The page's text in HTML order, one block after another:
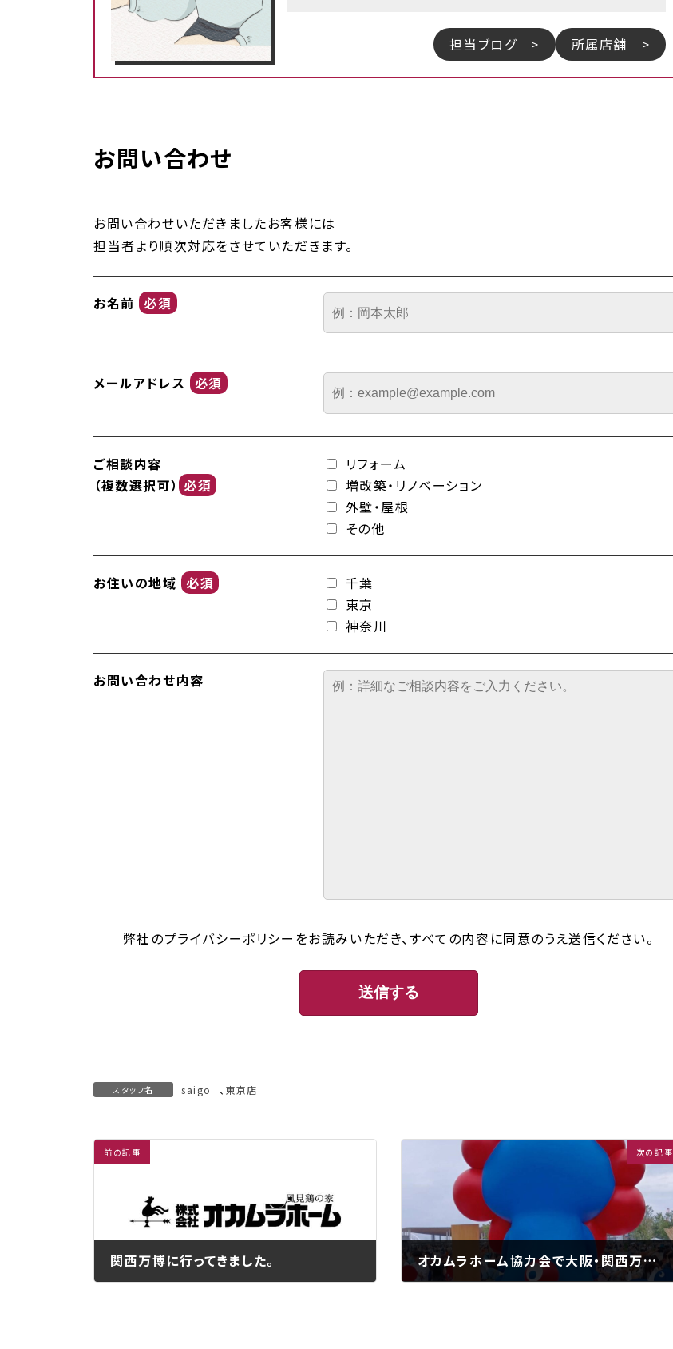
担当ブログ > 所属店舗 >
お問い合わせ
お問い合わせいただきましたお客様には
担当者より順次対応をさせていただきます。
お名前 必須
メールアドレス 必須
ご相談内容
（複数選択可） 必須
リフォーム
増改築・リノベーション
外壁・屋根
その他
お住いの地域 必須
千葉
東京
神奈川
お問い合わせ内容
弊社のプライバシーポリシー をお読みいただき、すべての内容に同意のうえ送信ください。
スタッフ名 saigo 、 東京店
前の記事
関西万博に行ってきました。
次の記事
オカムラホーム協力会で大阪・関西万博に行ってきました。